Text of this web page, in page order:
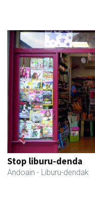
GF akademia
Andoain - Akademiak
Previous